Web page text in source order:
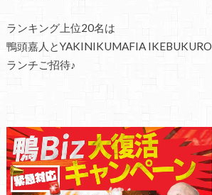
ランキング上位20名は
鴨頭嘉人とYAKINIKUMAFIA IKEBUKURO
ランチご招待♪